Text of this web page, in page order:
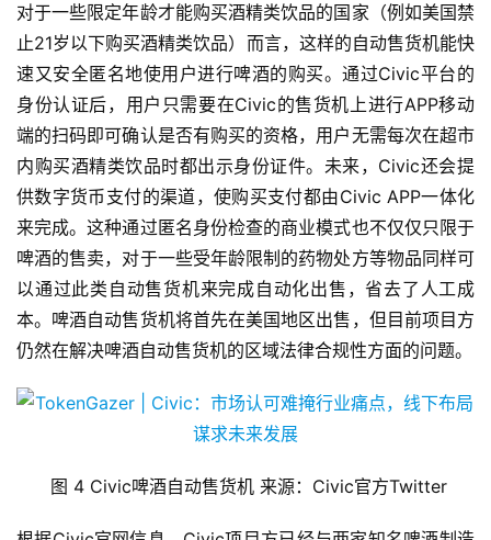
对于一些限定年龄才能购买酒精类饮品的国家（例如美国禁
止21岁以下购买酒精类饮品）而言，这样的自动售货机能快
速又安全匿名地使用户进行啤酒的购买。通过Civic平台的
身份认证后，用户只需要在Civic的售货机上进行APP移动
端的扫码即可确认是否有购买的资格，用户无需每次在超市
内购买酒精类饮品时都出示身份证件。未来，Civic还会提
供数字货币支付的渠道，使购买支付都由Civic APP一体化
来完成。这种通过匿名身份检查的商业模式也不仅仅只限于
啤酒的售卖，对于一些受年龄限制的药物处方等物品同样可
以通过此类自动售货机来完成自动化出售，省去了人工成
本。啤酒自动售货机将首先在美国地区出售，但目前项目方
仍然在解决啤酒自动售货机的区域法律合规性方面的问题。
图 4 Civic啤酒自动售货机 来源：Civic官方Twitter